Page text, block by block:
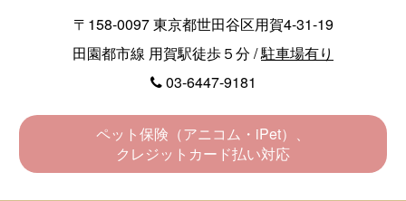
〒158-0097 東京都世田谷区用賀4-31-19
田園都市線 用賀駅徒歩５分 /駐車場有り
03-6447-9181
ペット保険（アニコム・iPet）、
クレジットカード払い対応